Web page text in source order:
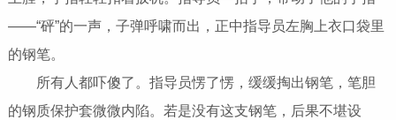
——“砰”的一声，子弹呼啸而出，正中指导员左胸上衣口袋里
的钢笔。
所有人都吓傻了。指导员愣了愣，缓缓掏出钢笔，笔胆
的钢质保护套微微内陷。若是没有这支钢笔，后果不堪设